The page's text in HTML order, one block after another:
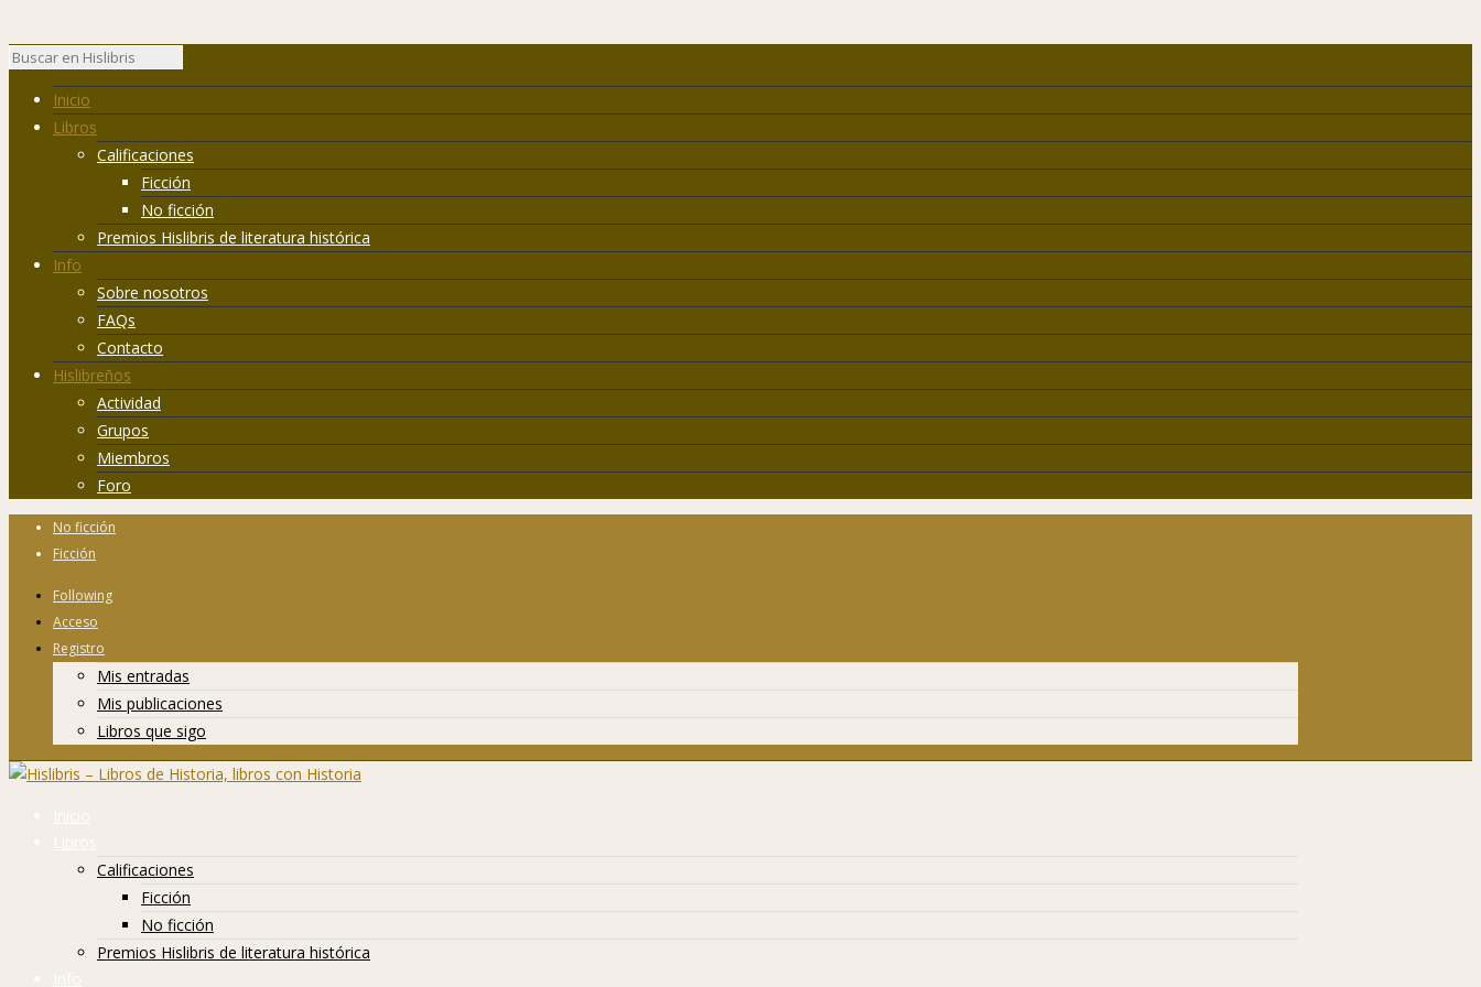
Inicio
Libros
Calificaciones
Ficción
No ficción
Premios Hislibris de literatura histórica
Info
Sobre nosotros
FAQs
Contacto
Hislibreños
Actividad
Grupos
Miembros
Foro
No ficción
Ficción
Following
Acceso
Registro
Mis entradas
Mis publicaciones
Libros que sigo
Inicio
Libros
Calificaciones
Ficción
No ficción
Premios Hislibris de literatura histórica
Info